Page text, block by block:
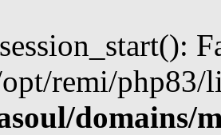
remi/php83/
domains/